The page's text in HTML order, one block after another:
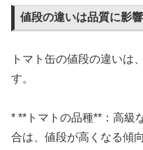
値段の違いは品質に影
トマト缶の値段の違いは
す。
* **トマトの品種**：高級
合は、値段が高くなる傾